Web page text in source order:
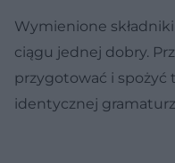
Wymienione
ciągu jednej dobry.
przygotować i
identycznej